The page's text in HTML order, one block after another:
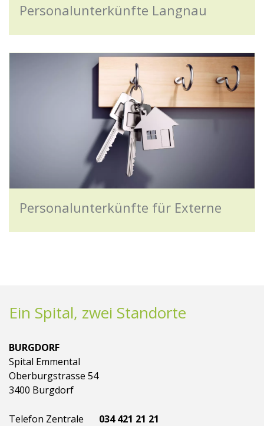
Personalunterkünfte Langnau
Personalunterkünfte für Externe
Ein Spital, zwei Standorte
BURGDORF
Spital Emmental
Oberburgstrasse 54
3400 Burgdorf
Telefon Zentrale
034 421 21 21